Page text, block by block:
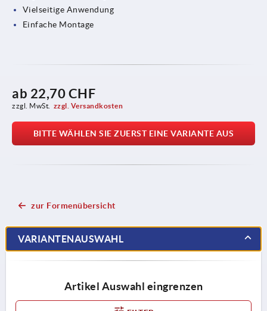
Vielseitige Anwendung
Einfache Montage
ab 22,70 CHF
zzgl. MwSt. zzgl. Versandkosten
BITTE WÄHLEN SIE ZUERST EINE VARIANTE AUS
zur Formenübersicht
VARIANTENAUSWAHL
Artikel Auswahl eingrenzen